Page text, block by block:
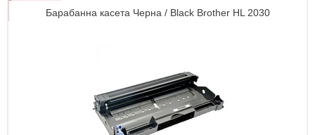
Барабанна касета Черна / Black Brother HL 2030